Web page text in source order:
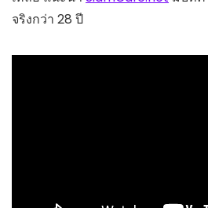
จริงกว่า 28 ปี